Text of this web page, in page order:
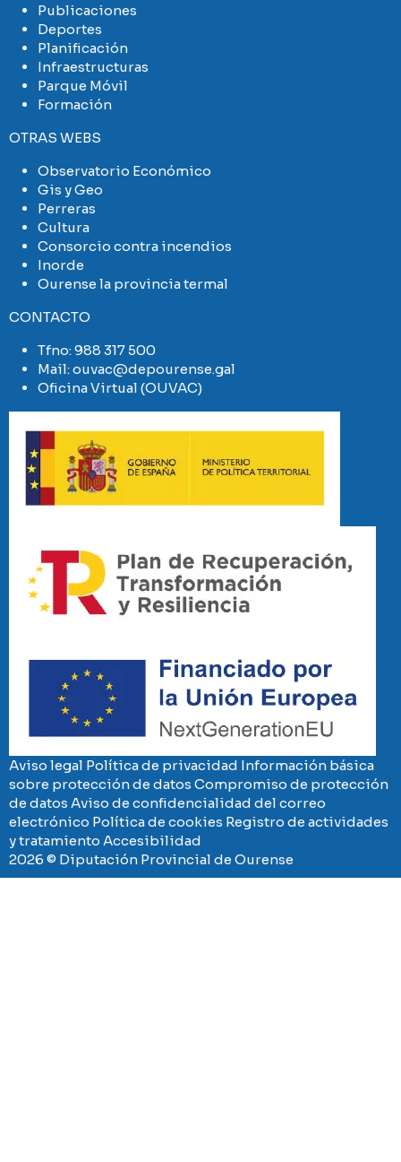
Publicaciones
Deportes
Planificación
Infraestructuras
Parque Móvil
Formación
OTRAS WEBS
Observatorio Económico
Gis y Geo
Perreras
Cultura
Consorcio contra incendios
Inorde
Ourense la provincia termal
CONTACTO
Tfno:988 317 500
Mail:ouvac@depourense.gal
Oficina Virtual (OUVAC)
Aviso legal Política de privacidad Información básica
sobre protección de datos Compromiso de protección
de datos Aviso de confidencialidad del correo
electrónico Política de cookies Registro de actividades
y tratamiento Accesibilidad
2026 © Diputación Provincial de Ourense